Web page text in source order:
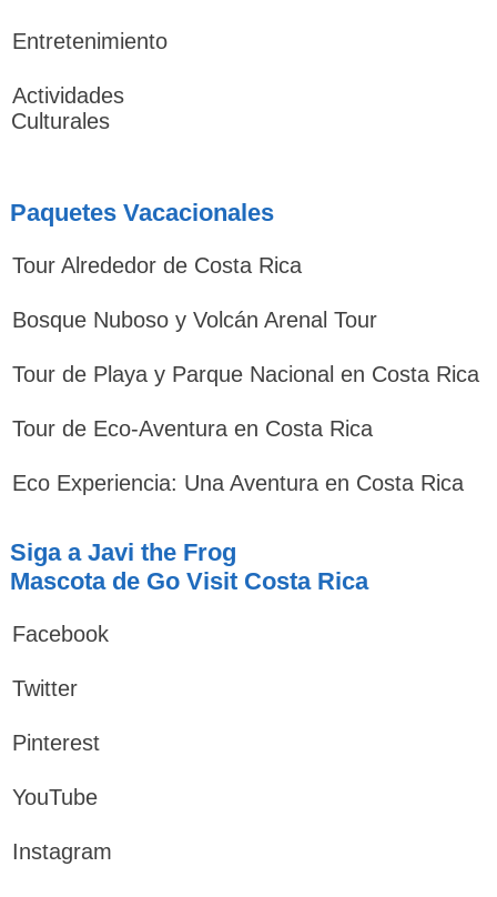
Entretenimiento
Actividades
Culturales
Paquetes Vacacionales
Tour Alrededor de Costa Rica
Bosque Nuboso y Volcán Arenal Tour
Tour de Playa y Parque Nacional en Costa Rica
Tour de Eco-Aventura en Costa Rica
Eco Experiencia: Una Aventura en Costa Rica
Siga a Javi the Frog
Mascota de Go Visit Costa Rica
Facebook
Twitter
Pinterest
YouTube
Instagram